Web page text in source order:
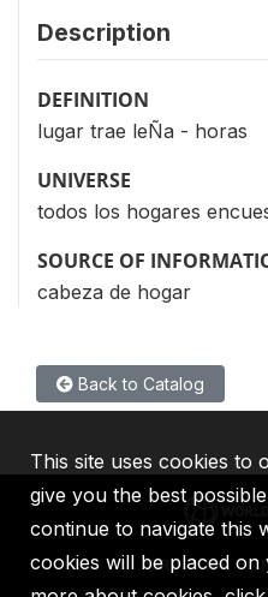
Description
DEFINITION
lugar trae leÑa - horas
UNIVERSE
todos los hogares
SOURCE OF
cabeza de hogar
Back to Catalog
IBRD IDA
This site uses cookies to
give you the best
continue to navigate this
cookies will be placed